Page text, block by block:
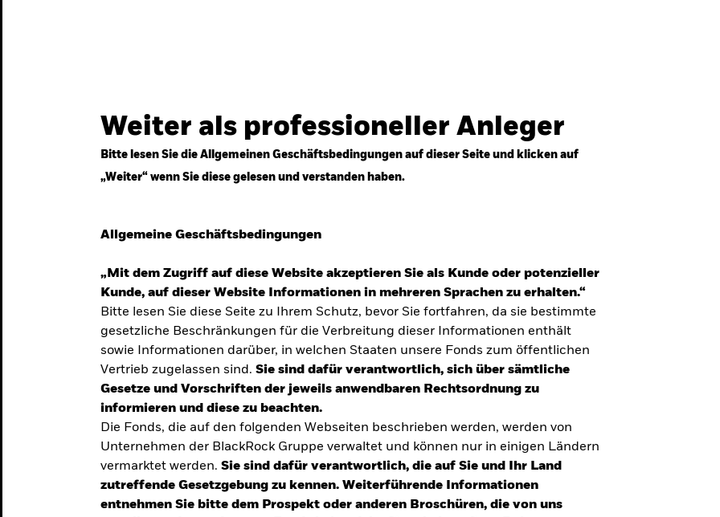
Weiter als professioneller Anleger
Bitte lesen Sie die Allgemeinen Geschäftsbedingungen auf dieser Seite und klicken auf
„Weiter“ wenn Sie diese gelesen und verstanden haben.
Allgemeine Geschäftsbedingungen
„Mit dem Zugriff auf diese Website akzeptieren Sie als Kunde oder potenzieller
Kunde, auf dieser Website Informationen in mehreren Sprachen zu erhalten.“
Bitte lesen Sie diese Seite zu Ihrem Schutz, bevor Sie fortfahren, da sie bestimmte
gesetzliche Beschränkungen für die Verbreitung dieser Informationen enthält
sowie Informationen darüber, in welchen Staaten unsere Fonds zum öffentlichen
Vertrieb zugelassen sind. Sie sind dafür verantwortlich, sich über sämtliche
Gesetze und Vorschriften der jeweils anwendbaren Rechtsordnung zu
informieren und diese zu beachten.
Die Fonds, die auf den folgenden Webseiten beschrieben werden, werden von
Unternehmen der BlackRock Gruppe verwaltet und können nur in einigen Ländern
vermarktet werden. Sie sind dafür verantwortlich, die auf Sie und Ihr Land
zutreffende Gesetzgebung zu kennen. Weiterführende Informationen
entnehmen Sie bitte dem Prospekt oder anderen Broschüren, die von uns